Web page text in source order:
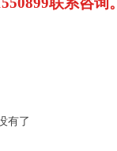
有了